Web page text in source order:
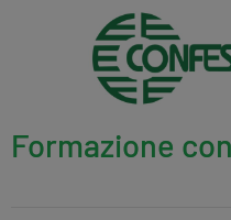
Formazione